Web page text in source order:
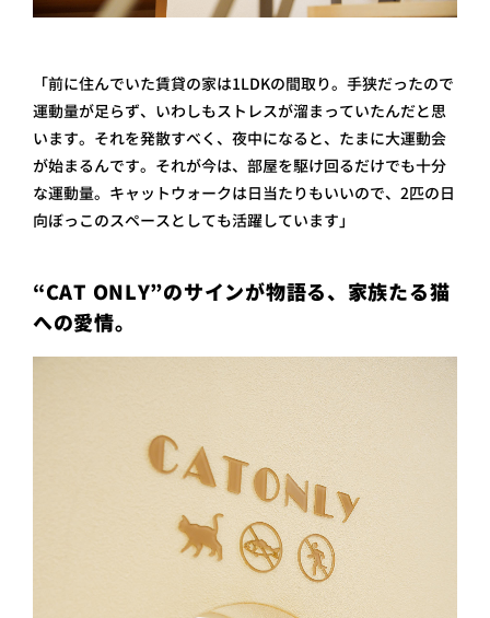
「前に住んでいた賃貸の家は1LDKの間取り。手狭だったので
運動量が足らず、いわしもストレスが溜まっていたんだと思
います。それを発散すべく、夜中になると、たまに大運動会
が始まるんです。それが今は、部屋を駆け回るだけでも十分
な運動量。キャットウォークは日当たりもいいので、2匹の日
向ぼっこのスペースとしても活躍しています」
“CAT ONLY”のサインが物語る、家族たる猫
への愛情。